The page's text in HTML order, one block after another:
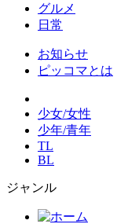
グルメ
日常
お知らせ
ピッコマとは
少女/女性
少年/青年
TL
BL
ジャンル